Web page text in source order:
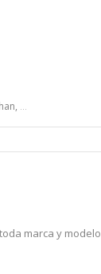
marca y modelo